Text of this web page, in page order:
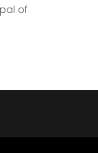
of